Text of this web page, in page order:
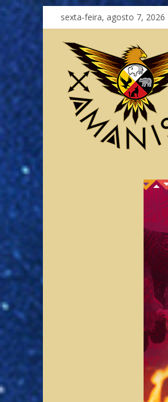
sexta-feira, agosto 7, 2026